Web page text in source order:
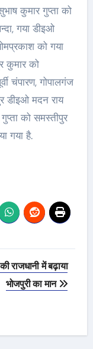
कुमार गुप्ता को
गया डीइओ
को गया
कुमार को
चंपारण, गोपालगंज
डीइओ मदन राय
को समस्तीपुर
गया है.
राजधानी में बढ़ाया
भोजपुरी का मान